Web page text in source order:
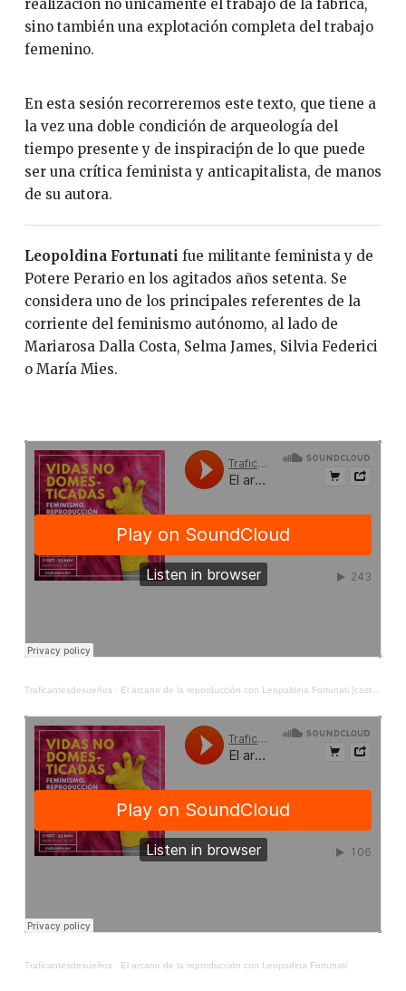
realización no únicamente el trabajo de la fábrica,
sino también una explotación completa del trabajo
femenino.
En esta sesión recorreremos este texto, que tiene a
la vez una doble condición de arqueología del
tiempo presente y de inspiraciṕn de lo que puede
ser una crítica feminista y anticapitalista, de manos
de su autora.
Leopoldina Fortunati fue militante feminista y de
Potere Perario en los agitados años setenta. Se
considera uno de los principales referentes de la
corriente del feminismo autónomo, al lado de
Mariarosa Dalla Costa, Selma James, Silvia Federici
o María Mies.
Traficantesdesueños· El arcano de la reporducción con Leopoldina Fortunati [castellano]
Traficantesdesueños· El arcano de la reporducción con Leopodina Fortunati